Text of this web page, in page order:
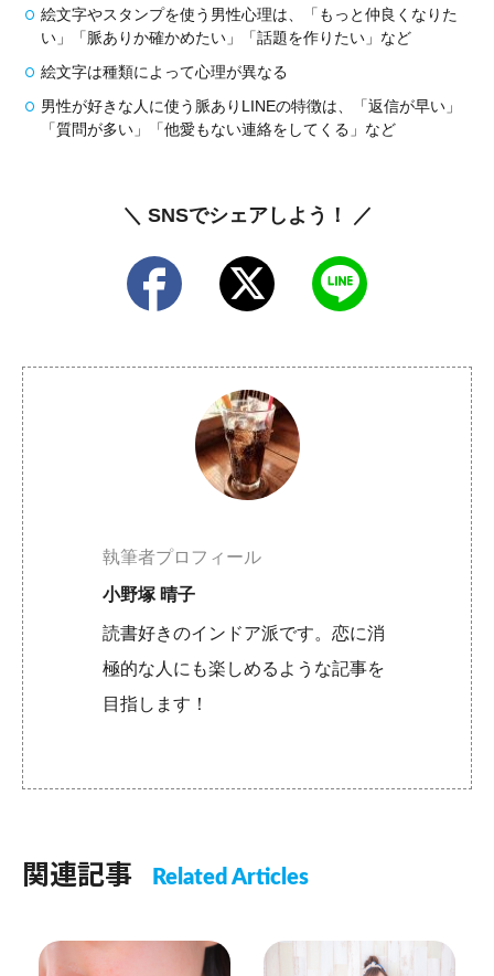
絵文字やスタンプを使う男性心理は、「もっと仲良くなりた
い」「脈ありか確かめたい」「話題を作りたい」など
絵文字は種類によって心理が異なる
男性が好きな人に使う脈ありLINEの特徴は、「返信が早い」
「質問が多い」「他愛もない連絡をしてくる」など
＼ SNSでシェアしよう！ ／
執筆者プロフィール
小野塚 晴子
読書好きのインドア派です。恋に消
極的な人にも楽しめるような記事を
目指します！
関連記事 Related Articles